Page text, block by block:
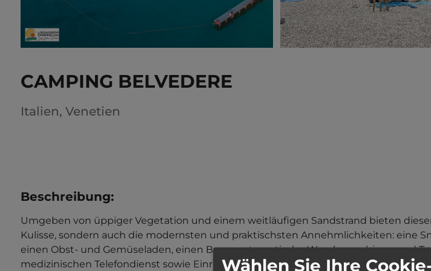
CAMPING BELVEDERE
Italien, Venetien
Beschreibung:
Umgeben von üppiger Vegetation und einem weitläufigen Sandstrand bieten
Kulisse, sondern auch die modernsten und praktischsten Annehmlichkeiten: eine
einen Obst- und Gemüseladen, einen Bazar, automatische Waschmaschinen und
medizinischen Telefondienst sowie Einrichtungen für Tischtennis, Volleyball,
Wählen Sie Ihre